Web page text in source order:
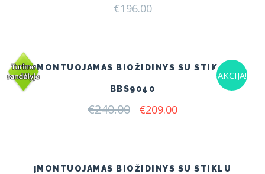
€196.00
AKCIJA!
ĮMONTUOJAMAS BIOŽIDINYS SU STIKLU
BBS9040
€240.00 Original
€209.00Current
ĮMONTUOJAMAS BIOŽIDINYS SU STIKLU